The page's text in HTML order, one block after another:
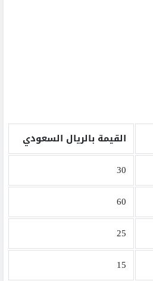
القيمة بالريال السعودي
30
60
25
15